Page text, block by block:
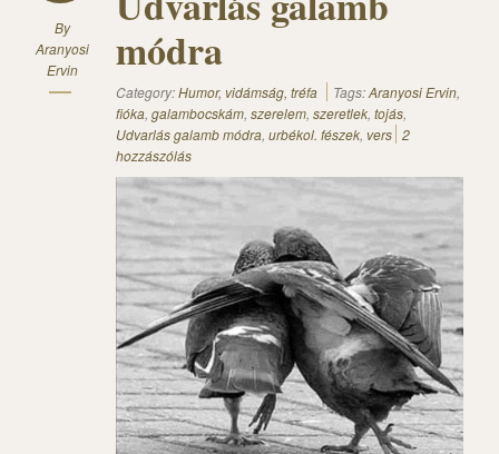
By
Aranyosi
Ervin
módra
Category:Humor, vidámság, tréfa Tags:Aranyosi Ervin,
fióka, galambocskám, szerelem, szeretlek, tojás,
Udvarlás galamb módra, urbékol. fészek, vers 2
hozzászólás